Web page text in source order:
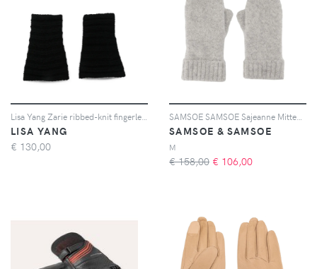
LISA YANG
€ 130,00
SAMSOE & SAMSOE
M
€ 158,00 € 106,00